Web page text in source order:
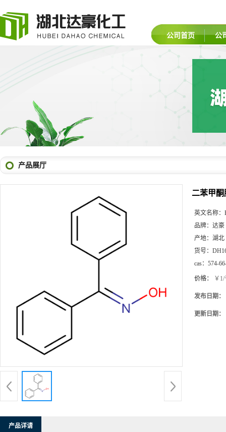
公司首页 公
产品展厅
二苯甲酮
英文名称：
品牌： 达豪
产地： 湖北
货号：
cas： 574-
价格： ￥
发布日期：
更新日期：
产品详请